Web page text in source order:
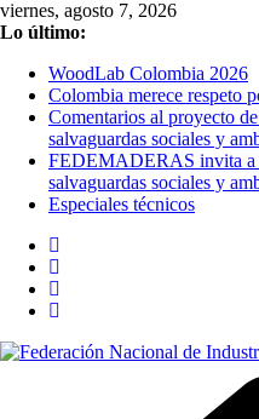
Saltar
al
viernes, agosto 7, 2026
Lo último:
WoodLab Colombia 2026
Colombia merece respeto
Comentarios al proyecto
salvaguardas sociales y
FEDEMADERAS invita a
salvaguardas sociales y
Especiales técnicos